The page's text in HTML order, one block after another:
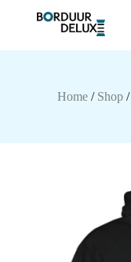
Home/ Shop/